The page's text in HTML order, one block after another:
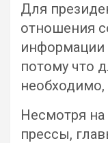
Для
отношения
информации
потому что
Несмотря
прессы,